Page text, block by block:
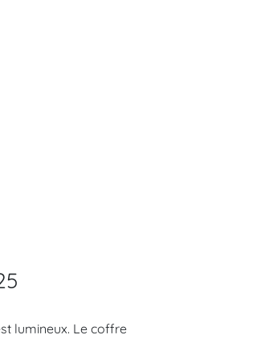
lumineux. Le coffre